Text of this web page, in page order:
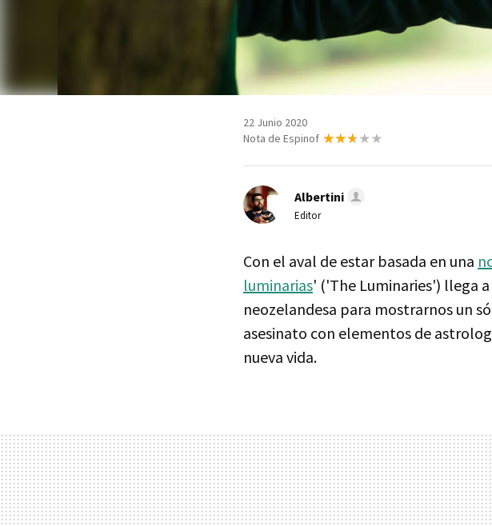
22 Junio 2020
Nota de Espinof
Albertini
Editor
Con el aval de estar basada en una
luminarias' ('The Luminaries') llega a
neozelandesa para mostrarnos un
asesinato con elementos de
nueva vida.